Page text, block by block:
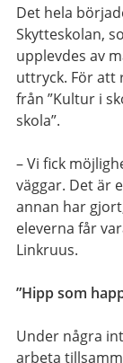
Det hela
Skytteskolan,
upplevdes av
uttryck. För att
från ”Kultur i
skola”.
– Vi fick
väggar. Det är
annan har
eleverna får
Linkruus.
”Hipp som
Under några
arbeta